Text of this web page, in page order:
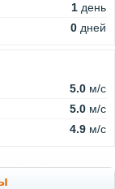
1 день
0 дней
5.0 м/c
5.0 м/c
4.9 м/c